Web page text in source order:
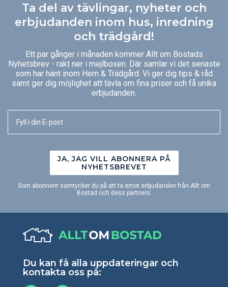
Ta del av tävlingar, nyheter och
erbjudanden inom hus, inredning
och trädgård!
Ett par gånger i månaden kommer Allt om Bostads
Nyhetsbrev - rakt ner i mejlboxen. Där samlar vi det senaste
som har hänt inom Hem & Trädgård. Vi ger dig tips & råd
samt ger dig möjlighet att tävla om fina priser och få unika
erbjudanden.
JA, JAG VILL ABONNERA PÅ
NYHETSBREVET
Som abonnent samtycker du på att ta emot erbjudanden från Allt om
Bostad och dess partners.
Du kan få alla uppdateringar och
kontakta oss på: